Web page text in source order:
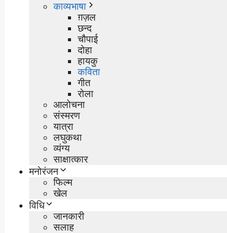
काव्यभाषा
ग़ज़ल
छन्द
चौपाई
दोहा
हायकु
कविता
गीत
रोला
आलोचना
संस्मरण
यात्रा
लघुकथा
व्यंग्य
साक्षात्कार
मनोरंजन
फिल्म
खेल
विधि
जानकारी
सलाह